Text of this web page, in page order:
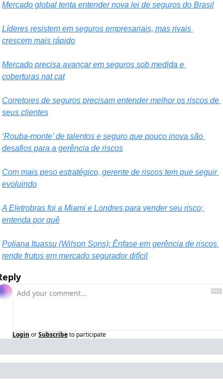
Mercado global tenta entender nova lei de seguros do Brasil
Líderes resistem em seguros empresariais, mas rivais
crescem mais rápido
Mercado precisa avançar em seguros sob medida e
coberturas nat cat
Corretores de seguros precisam entender melhor os riscos de
seus clientes
‘Rouba-monte’ de talentos e seguro que pouco inova são
desafios para a gerência de riscos
Com mais peso estratégico, gerente de riscos tem que seguir
evoluindo
A Eletrobras foi a Miami e Londres para vender seu risco;
entenda por quê
Poliana Ituassu (Wilson Sons): Ênfase em gerência de riscos
rende frutos em mercado segurador difícil
Login orSubscribeto participate